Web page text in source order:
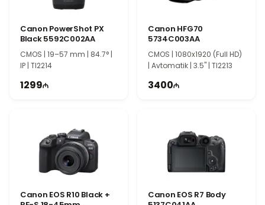
Canon PowerShot PX
Black 5592C002AA
CMOS | 19–57 mm | 84.7° |
IP | TI2214
1299
Canon HFG70
5734C003AA
CMOS | 1080x1920 (Full HD)
| Avtomatik | 3.5" | TI2213
3400
Canon EOS R10 Black +
Canon EOS R7 Body